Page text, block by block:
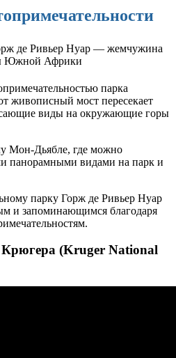
парка
живописный мост пересекает
виды на окружающие горы
Мон-Дьябле, где можно
панорамными видами на парк и
парку Горж де Ривьер Нуар
и запоминающимся благодаря
(Kruger National